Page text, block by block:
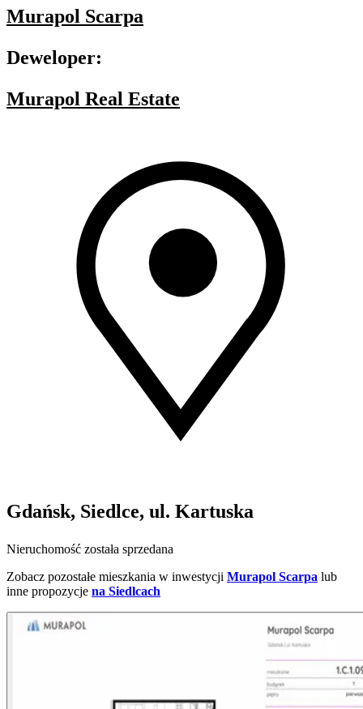
Murapol Scarpa
Deweloper:
Murapol Real Estate
Gdańsk, Siedlce, ul. Kartuska
Nieruchomość została sprzedana
Zobacz pozostałe mieszkania w inwestycji Murapol Scarpa lub
inne propozycje na Siedlcach